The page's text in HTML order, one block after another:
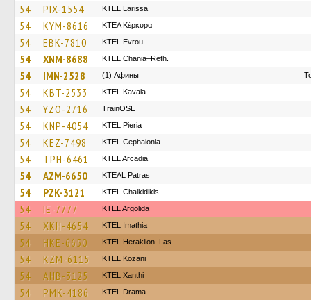
54 PIX-1554 KTEL Larissa
54 KYM-8616 ΚΤΕΛ Κέρκυρα
54 EBK-7810 KTEL Evrou
54 XNM-8688 KTEL Chania–Reth.
54 IMN-2528 (1) Афины
54 KBT-2533 KTEL Kavala
54 YZO-2716 TrainΟSE
54 KNP-4054 KTEL Pieria
54 KEZ-7498 KTEL Cephalonia
54 TPH-6461 KTEL Arcadia
54 AZM-6650 KTEAL Patras
54 PZK-3121 ΚΤΕL Chalkidikis
54 IE-7777 KTEL Argolida
54 XKH-4654 KTEL Imathia
54 HKE-6650 KTEL Heraklion–Las.
54 KZM-6115 ΚΤΕL Kozani
54 AHB-3125 KTEL Xanthi
54 PMK-4186 KTEL Drama